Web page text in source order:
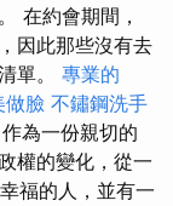
在約會期間，
因此那些沒有去
單。 專業的
做臉 不鏽鋼洗手
作為一份親切的
權的變化，從一
福的人，並有一